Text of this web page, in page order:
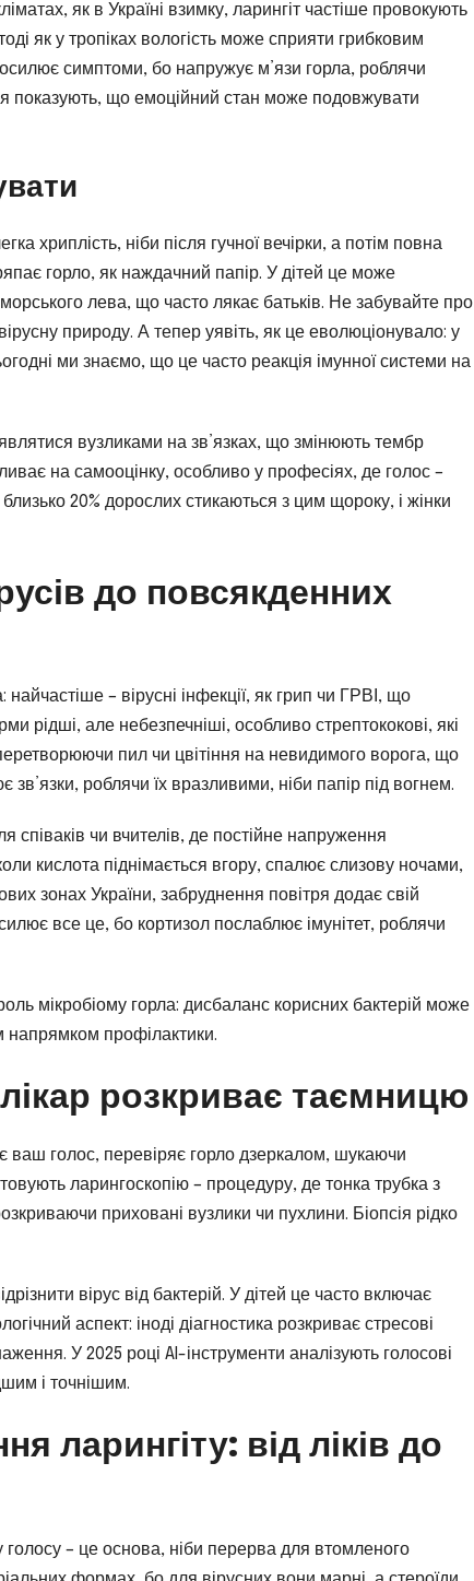
як в Україні взимку, ларингіт частіше провокують
як у тропіках вологість може сприяти грибковим
симптоми, бо напружує м’язи горла, роблячи
показують, що емоційний стан може подовжувати
хриплість, ніби після гучної вечірки, а потім повна
горло, як наждачний папір. У дітей це може
лева, що часто лякає батьків. Не забувайте про
природу. А тепер уявіть, як це еволюціонувало: у
ми знаємо, що це часто реакція імунної системи на
вузликами на зв’язках, що змінюють тембр
на самооцінку, особливо у професіях, де голос –
20% дорослих стикаються з цим щороку, і жінки
до повсякденних
найчастіше – вірусні інфекції, як грип чи ГРВІ, що
рідші, але небезпечніші, особливо стрептококові, які
пил чи цвітіння на невидимого ворога, що
роблячи їх вразливими, ніби папір під вогнем.
чи вчителів, де постійне напруження
кислота піднімається вгору, спалює слизову ночами,
зонах України, забруднення повітря додає свій
все це, бо кортизол послаблює імунітет, роблячи
мікробіому горла: дисбаланс корисних бактерій може
напрямком профілактики.
розкриває таємницю
ваш голос, перевіряє горло дзеркалом, шукаючи
ларингоскопію – процедуру, де тонка трубка з
приховані вузлики чи пухлини. Біопсія рідко
вірус від бактерій. У дітей це часто включає
аспект: іноді діагностика розкриває стресові
У 2025 році AI-інструменти аналізують голосові
і точнішим.
ларингіту: від ліків до
голосу – це основа, ніби перерва для втомленого